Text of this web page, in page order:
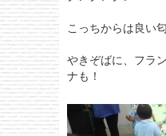
こっちからは良い
やきぞばに、フラ
ナも！